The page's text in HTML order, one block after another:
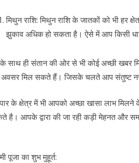
मिथुन राशि: मिथुन राशि के जातकों को भी
झुकाव अधिक हो सकता है। ऐसे में आप किसी
साथ ही संतान की ओर से भी कोई अच्छी
अवसर मिल सकते हैं। जिसके चलते आप संतुष्ट
के क्षेत्र में भी आपको अच्छा खासा लाभ
है। आपके द्वारा की जा रही कड़ी मेहनत और
पूजा का शुभ मुहूर्त: